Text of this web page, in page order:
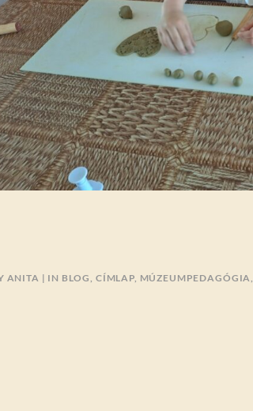
ANITA IN BLOG, CÍMLAP, MÚZEUMPEDAGÓGIA,